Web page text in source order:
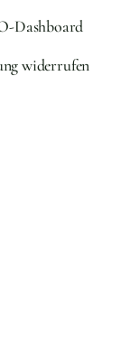
Dashboard
widerrufen